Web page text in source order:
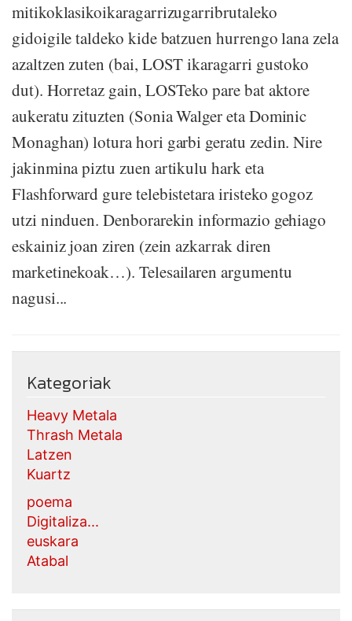
mitikoklasikoikaragarrizugarribrutaleko
gidoigile taldeko kide batzuen hurrengo lana zela
azaltzen zuten (bai, LOST ikaragarri gustoko
dut). Horretaz gain, LOSTeko pare bat aktore
aukeratu zituzten (Sonia Walger eta Dominic
Monaghan) lotura hori garbi geratu zedin. Nire
jakinmina piztu zuen artikulu hark eta
Flashforward gure telebistetara iristeko gogoz
utzi ninduen. Denborarekin informazio gehiago
eskainiz joan ziren (zein azkarrak diren
marketinekoak…). Telesailaren argumentu
nagusi...
Kategoriak
Heavy Metala
Thrash Metala
Latzen
Kuartz
poema
Digitaliza...
euskara
Atabal